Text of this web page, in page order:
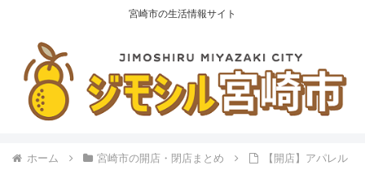
宮崎市の生活情報サイト
ホーム 宮崎市の開店・閉店まとめ
【開店】アパレル